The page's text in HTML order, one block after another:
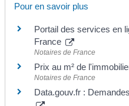
Pour en savoir plus
Portail des services en
France
Notaires de France
Prix au m² de
Notaires de France
Data.gouv.fr :